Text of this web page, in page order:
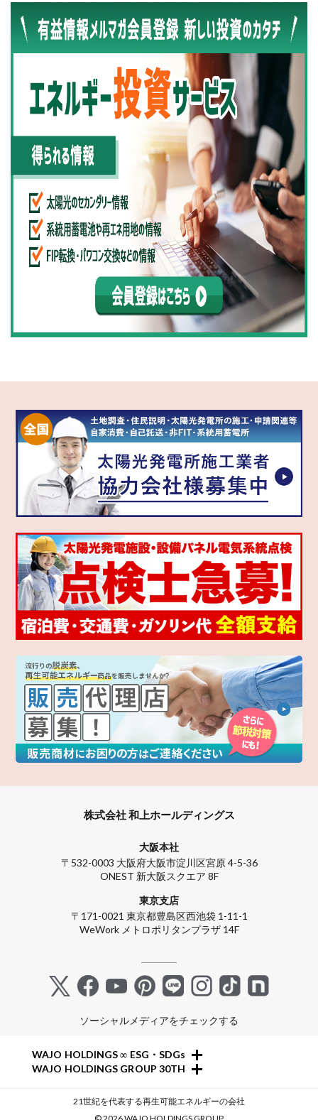
株式会社 和上ホールディングス
大阪本社
〒532-0003 大阪府大阪市淀川区宮原 4-5-36
ONEST 新大阪スクエア 8F
東京支店
〒171-0021 東京都豊島区西池袋 1-11-1
WeWork メトロポリタンプラザ 14F
ソーシャルメディアをチェックする
WAJO HOLDINGS ∞ ESG・SDGs +
WAJO HOLDINGS GROUP 30TH +
- 収益性が高い系統用蓄電池
21世紀を代表する再生可能エネルギーの会社